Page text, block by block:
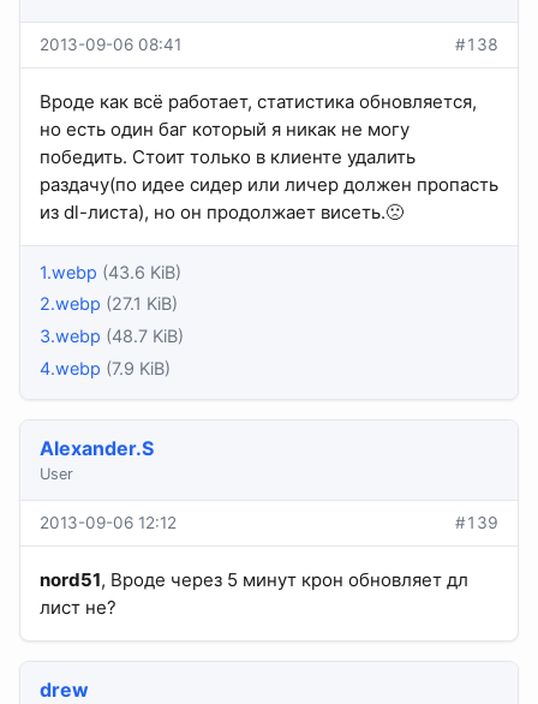
2013-09-06 08:41 #138
Вроде как всё работает, статистика обновляется,
но есть один баг который я никак не могу
победить. Стоит только в клиенте удалить
раздачу(по идее сидер или личер должен пропасть
из dl-листа), но он продолжает висеть.🙁
1.webp (43.6 KiB)
2.webp (27.1 KiB)
3.webp (48.7 KiB)
4.webp (7.9 KiB)
Alexander.S
User
2013-09-06 12:12 #139
nord51, Вроде через 5 минут крон обновляет дл
лист не?
drew